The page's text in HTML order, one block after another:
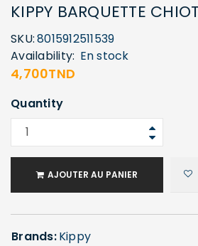
KIPPY BARQUETTE
SKU:8015912511539
Availability: En stock
4,700TND
Quantity
AJOUTER AU PANIER
Brands:Kippy